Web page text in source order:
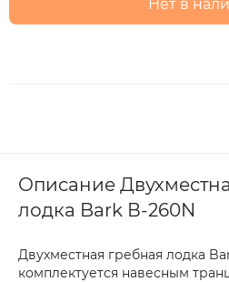
Нет в
Описание
лодка Bark В-260N
Двухместная гребная лодка
комплектуется навесным